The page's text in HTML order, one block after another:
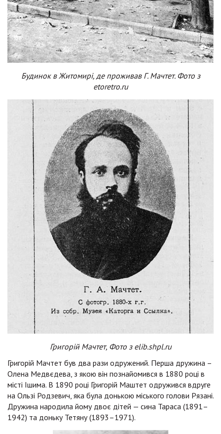
Будинок в Житомирі, де проживав Г. Мачтет. Фото з
etoretro.ru
Григорій Мачтет, Фото з elib.shpl.ru
Григорій Мачтет був два рази одружений. Перша дружина –
Олена Медвєдева, з якою він познайомився в 1880 році в
місті Ішима. В 1890 році Григорій Маштет одружився вдруге
на Ользі Родзевич, яка була донькою міського голови Рязані.
Дружина народила йому двоє дітей — сина Тараса (1891–
1942) та доньку Тетяну (1893–1971).